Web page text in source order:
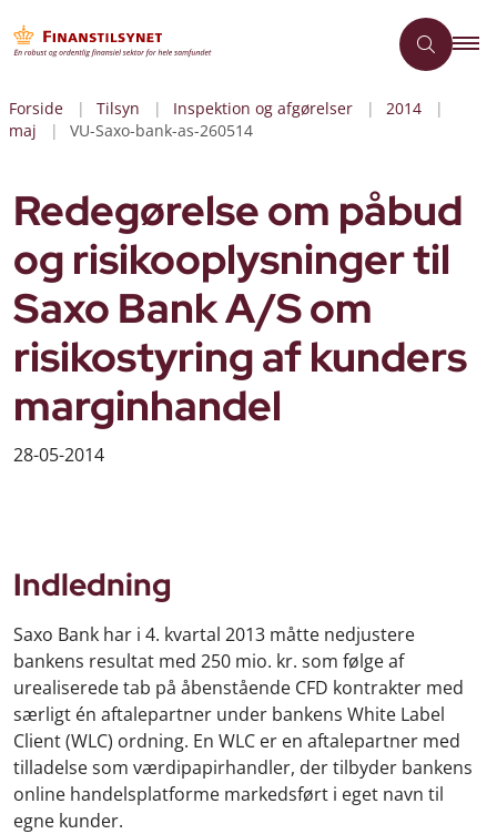
Forside Tilsyn Inspektion og afgørelser
2014
maj
VU-Saxo-bank-as-260514
Redegørelse om påbud
og risikooplysninger til
Saxo Bank A/S om
risikostyring af kunders
marginhandel
28-05-2014
Indledning
Saxo Bank har i 4. kvartal 2013 måtte nedjustere
bankens resultat med 250 mio. kr. som følge af
urealiserede tab på åbenstående CFD kontrakter med
særligt én aftalepartner under bankens White Label
Client (WLC) ordning. En WLC er en aftalepartner med
tilladelse som værdipapirhandler, der tilbyder bankens
online handelsplatforme markedsført i eget navn til
egne kunder.